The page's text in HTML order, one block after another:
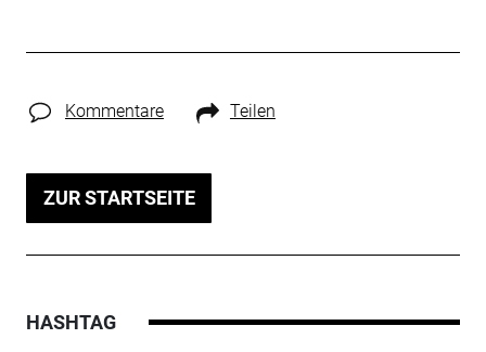
Kommentare Teilen
ZUR STARTSEITE
HASHTAG